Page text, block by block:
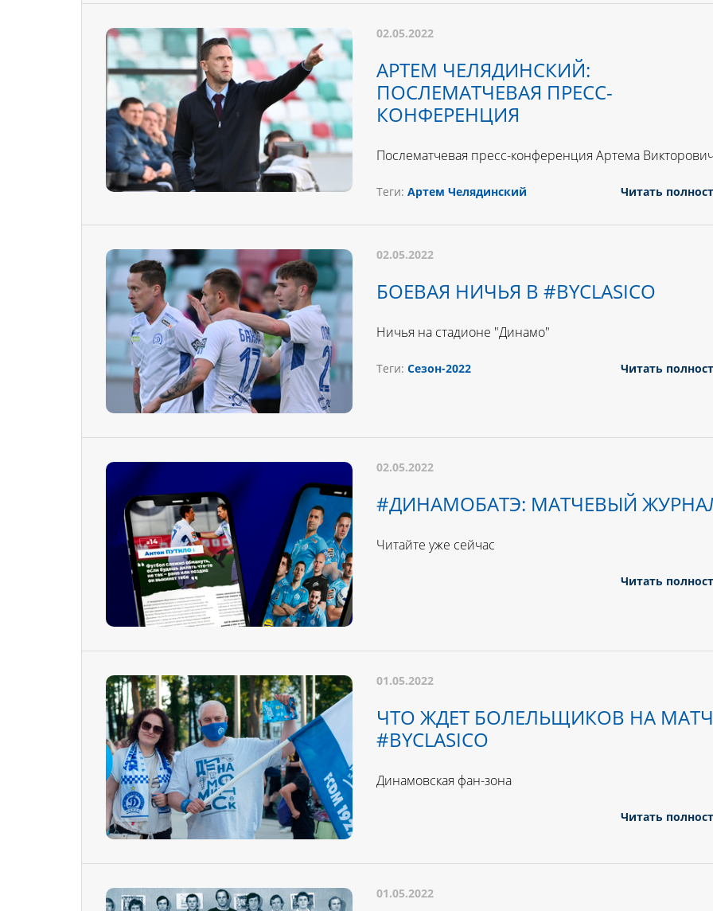
02.05.2022
АРТЕМ ЧЕЛЯДИНСКИЙ:
ПОСЛЕМАТЧЕВАЯ ПРЕСС-
КОНФЕРЕНЦИЯ
Послематчевая пресс-конференция Артема
Теги: Артем Челядинский Читать
02.05.2022
БОЕВАЯ НИЧЬЯ В #BYCLASICO
Ничья на стадионе "Динамо"
Теги: Сезон-2022 Читать
02.05.2022
#ДИНАМОБАТЭ: МАТЧЕВЫЙ
Читайте уже сейчас
Читать
01.05.2022
ЧТО ЖДЕТ БОЛЕЛЬЩИКОВ НА
#BYCLASICO
Динамовская фан-зона
Читать
01.05.2022